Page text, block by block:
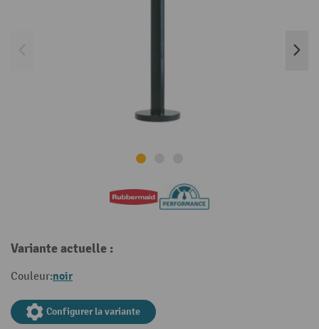
Variante actuelle :
Couleur:noir
Configurer la variante